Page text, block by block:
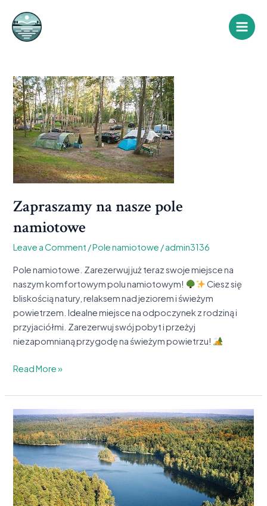
content
Main
Zapraszamy na nasze pole
namiotowe
Leave a Comment /Pole namiotowe /admin3136
Pole namiotowe. Zarezerwuj już teraz swoje miejsce na
naszym komfortowym polu namiotowym!
Ciesz się
bliskością natury, relaksem nad jeziorem i świeżym
powietrzem. Idealne miejsce na odpoczynek z rodziną i
przyjaciółmi. Zarezerwuj swój pobyt i przeżyj
niezapomnianą przygodę na świeżym powietrzu!
Zapraszamy
na
nasze
pole
namiotowe
Read More »
Nadleśnictwo
Wejherowo